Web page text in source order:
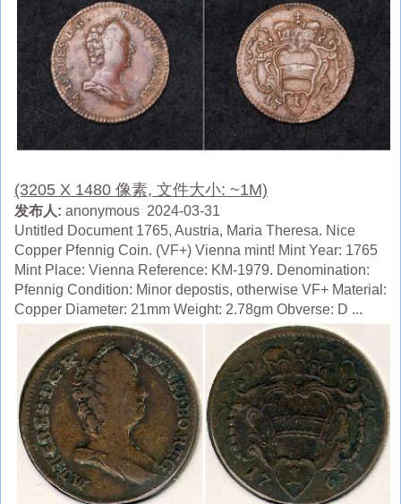
(3205 X 1480 像素, 文件大小: ~1M)
发布人: anonymous 2024-03-31
Untitled Document 1765, Austria, Maria Theresa. Nice
Copper Pfennig Coin. (VF+) Vienna mint! Mint Year: 1765
Mint Place: Vienna Reference: KM-1979. Denomination:
Pfennig Condition: Minor depostis, otherwise VF+ Material:
Copper Diameter: 21mm Weight: 2.78gm Obverse: D ...